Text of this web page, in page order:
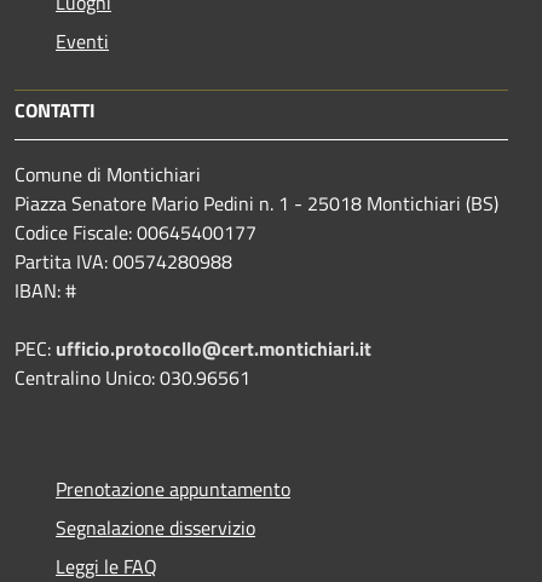
Eventi
CONTATTI
Comune di Montichiari
Piazza Senatore Mario Pedini n. 1 - 25018 Montichiari (BS)
Codice Fiscale: 00645400177
Partita IVA: 00574280988
IBAN: #
PEC: ufficio.protocollo@cert.montichiari.it
Centralino Unico: 030.96561
Prenotazione appuntamento
Segnalazione disservizio
Leggi le FAQ